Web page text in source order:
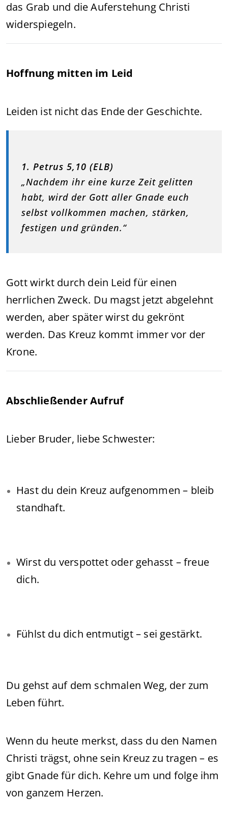
das Grab und die Auferstehung Christi
widerspiegeln.
Hoffnung mitten im Leid
Leiden ist nicht das Ende der Geschichte.
1. Petrus 5,10 (ELB)
„Nachdem ihr eine kurze Zeit gelitten
habt, wird der Gott aller Gnade euch
selbst vollkommen machen, stärken,
festigen und gründen.“
Gott wirkt durch dein Leid für einen
herrlichen Zweck. Du magst jetzt abgelehnt
werden, aber später wirst du gekrönt
werden. Das Kreuz kommt immer vor der
Krone.
Abschließender Aufruf
Lieber Bruder, liebe Schwester:
Hast du dein Kreuz aufgenommen – bleib
standhaft.
Wirst du verspottet oder gehasst – freue
dich.
Fühlst du dich entmutigt – sei gestärkt.
Du gehst auf dem schmalen Weg, der zum
Leben führt.
Wenn du heute merkst, dass du den Namen
Christi trägst, ohne sein Kreuz zu tragen – es
gibt Gnade für dich. Kehre um und folge ihm
von ganzem Herzen.